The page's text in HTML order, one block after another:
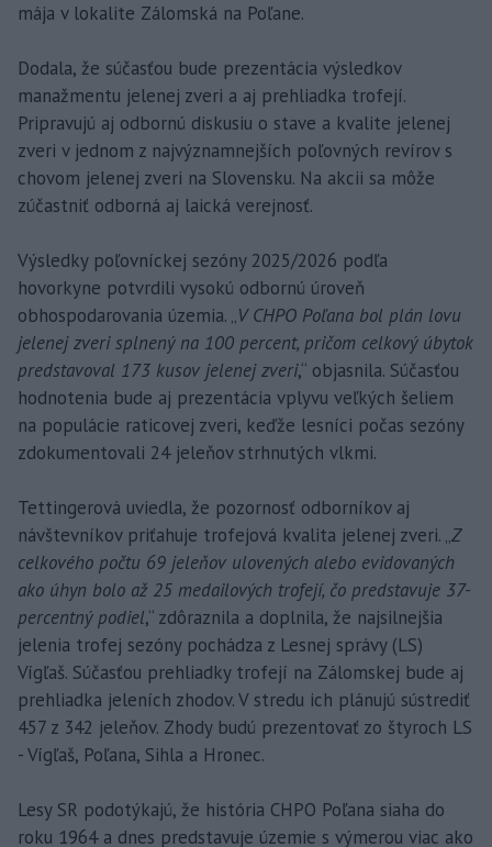
mája v lokalite Zálomská na Poľane.
Dodala, že súčasťou bude prezentácia výsledkov
manažmentu jelenej zveri a aj prehliadka trofejí.
Pripravujú aj odbornú diskusiu o stave a kvalite jelenej
zveri v jednom z najvýznamnejších poľovných revírov s
chovom jelenej zveri na Slovensku. Na akcii sa môže
zúčastniť odborná aj laická verejnosť.
Výsledky poľovníckej sezóny 2025/2026 podľa
hovorkyne potvrdili vysokú odbornú úroveň
obhospodarovania územia. „V CHPO Poľana bol plán lovu
jelenej zveri splnený na 100 percent, pričom celkový úbytok
predstavoval 173 kusov jelenej zveri,“ objasnila. Súčasťou
hodnotenia bude aj prezentácia vplyvu veľkých šeliem
na populácie raticovej zveri, keďže lesníci počas sezóny
zdokumentovali 24 jeleňov strhnutých vlkmi.
Tettingerová uviedla, že pozornosť odborníkov aj
návštevníkov priťahuje trofejová kvalita jelenej zveri. „Z
celkového počtu 69 jeleňov ulovených alebo evidovaných
ako úhyn bolo až 25 medailových trofejí, čo predstavuje 37-
percentný podiel,“ zdôraznila a doplnila, že najsilnejšia
jelenia trofej sezóny pochádza z Lesnej správy (LS)
Vígľaš. Súčasťou prehliadky trofejí na Zálomskej bude aj
prehliadka jeleních zhodov. V stredu ich plánujú sústrediť
457 z 342 jeleňov. Zhody budú prezentovať zo štyroch LS
- Vígľaš, Poľana, Sihla a Hronec.
Lesy SR podotýkajú, že história CHPO Poľana siaha do
roku 1964 a dnes predstavuje územie s výmerou viac ako